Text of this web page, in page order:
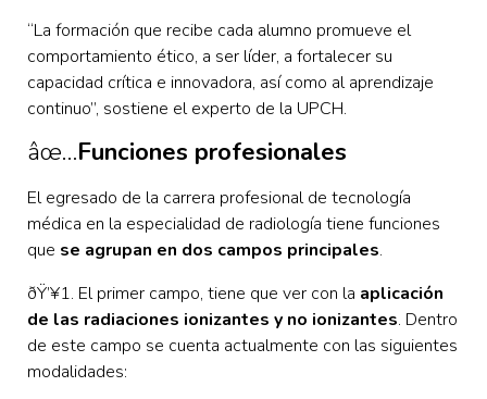
“La formación que recibe cada alumno promueve el
comportamiento ético, a ser líder, a fortalecer su
capacidad crítica e innovadora, así como al aprendizaje
continuo”, sostiene el experto de la UPCH.
âœ…Funciones profesionales
El egresado de la carrera profesional de tecnología
médica en la especialidad de radiología tiene funciones
que se agrupan en dos campos principales.
ðŸ’¥1. El primer campo, tiene que ver con la aplicación
de las radiaciones ionizantes y no ionizantes. Dentro
de este campo se cuenta actualmente con las siguientes
modalidades: